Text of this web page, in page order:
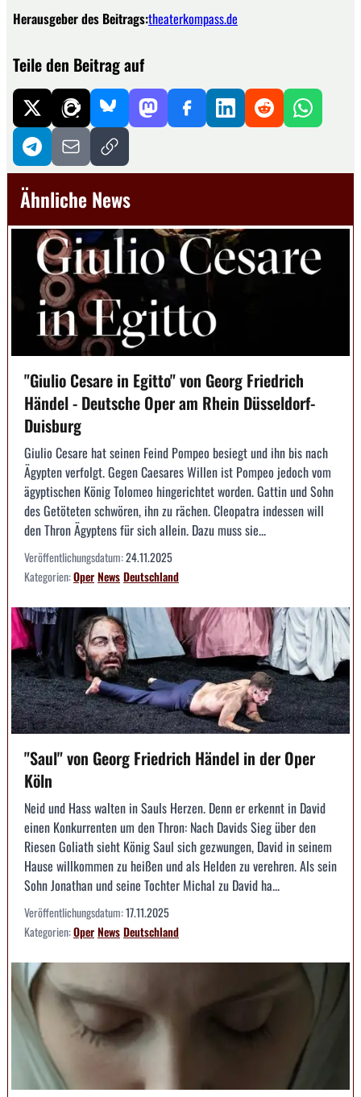
Herausgeber des Beitrags:theaterkompass.de
Teile den Beitrag auf
Ähnliche News
"Giulio Cesare in Egitto" von Georg Friedrich
Händel - Deutsche Oper am Rhein Düsseldorf-
Duisburg
Giulio Cesare hat seinen Feind Pompeo besiegt und ihn bis nach
Ägypten verfolgt. Gegen Caesares Willen ist Pompeo jedoch vom
ägyptischen König Tolomeo hingerichtet worden. Gattin und Sohn
des Getöteten schwören, ihn zu rächen. Cleopatra indessen will
den Thron Ägyptens für sich allein. Dazu muss sie...
Veröffentlichungsdatum:24.11.2025
Kategorien:OperNewsDeutschland
"Saul" von Georg Friedrich Händel in der Oper
Köln
Neid und Hass walten in Sauls Herzen. Denn er erkennt in David
einen Konkurrenten um den Thron: Nach Davids Sieg über den
Riesen Goliath sieht König Saul sich gezwungen, David in seinem
Hause willkommen zu heißen und als Helden zu verehren. Als sein
Sohn Jonathan und seine Tochter Michal zu David ha...
Veröffentlichungsdatum:17.11.2025
Kategorien:OperNewsDeutschland